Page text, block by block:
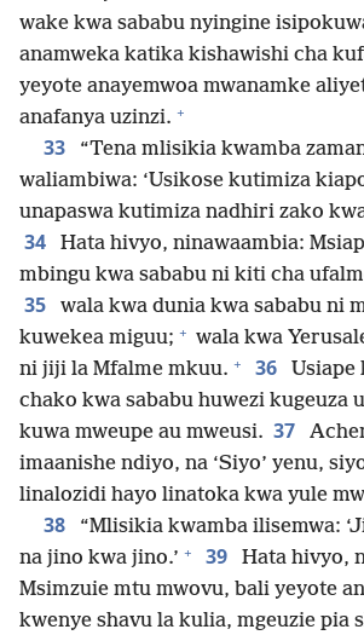
wake kwa sababu nyingine
anamweka katika kishawishi cha
yeyote anayemwoa mwanamke
anafanya uzinzi. +
33
“Tena mlisikia kwamba
waliambiwa: ‘Usikose kutimiza
unapaswa kutimiza nadhiri zako kwa
34 Hata hivyo, ninawaambia:
mbingu kwa sababu ni kiti cha
35
wala kwa dunia kwa sababu ni
kuwekea miguu; + wala kwa
ni jiji la Mfalme mkuu. + 36
Usiape
chako kwa sababu huwezi kugeuza
kuwa mweupe au mweusi. 37
imaanishe ndiyo, na ‘Siyo’ yenu,
linalozidi hayo linatoka kwa yule
38
“Mlisikia kwamba ilisemwa:
na jino kwa jino.’ + 39
Hata hivyo,
Msimzuie mtu mwovu, bali yeyote
kwenye shavu la kulia, mgeuzie pia